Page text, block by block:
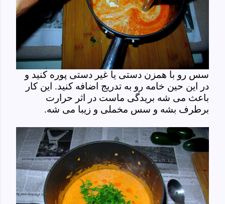
سس رو با همزن دستی یا غیر دستی پوره کنید و
در این حین خامه رو به تدریج اضافه کنید. این کار
باعث می شه بریدگی ماست در اثر حرارت
برطرف بشه و سس مخملی و زیبا می شه.